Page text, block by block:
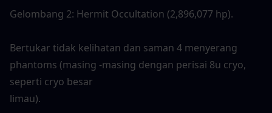
Gelombang 2: Hermit Occultation (2,896,077 hp).
Bertukar tidak kelihatan dan saman 4 menyerang
phantoms (masing -masing dengan perisai 8u cryo,
seperti cryo besar
limau).